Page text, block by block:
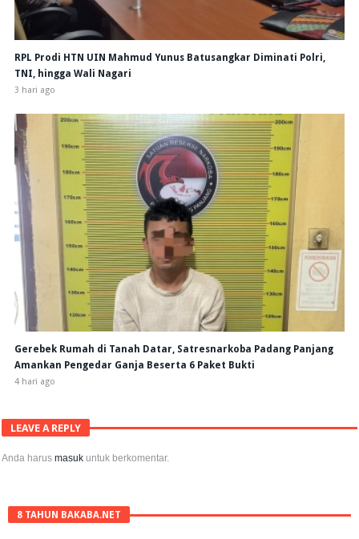
RPL Prodi HTN UIN Mahmud Yunus Batusangkar Diminati Polri,
TNI, hingga Wali Nagari
3 hari ago
Gerebek Rumah di Tanah Datar, Satresnarkoba Padang Panjang
Amankan Pengedar Ganja Beserta 6 Paket Bukti
4 hari ago
LEAVE A REPLY
Anda harusmasuk untuk berkomentar.
8 TAHUN BAKABA.NET